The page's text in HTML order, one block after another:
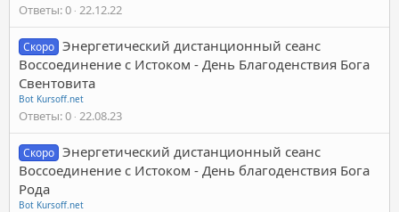
Ответы 0 22.12.22
Скоро Энергетический дистанционный сеанс
Воссоединение с Истоком - День Благоденствия Бога
Свентовита
Bot Kursoff.net
Ответы 0 22.08.23
Скоро Энергетический дистанционный сеанс
Воссоединение с Истоком - День благоденствия Бога
Рода
Bot Kursoff.net